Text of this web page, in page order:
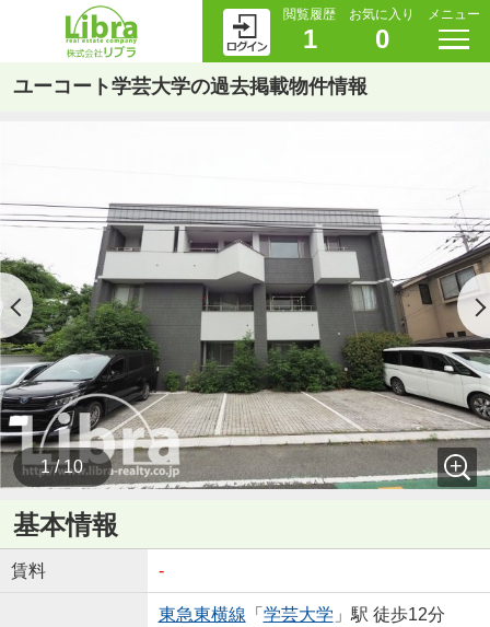
閲覧履歴
1
お気に入り
0
メニュー
ユーコート学芸大学の過去掲載物件情報
1 / 10
基本情報
賃料 -
東急東横線 「 学芸大学 」駅 徒歩12分